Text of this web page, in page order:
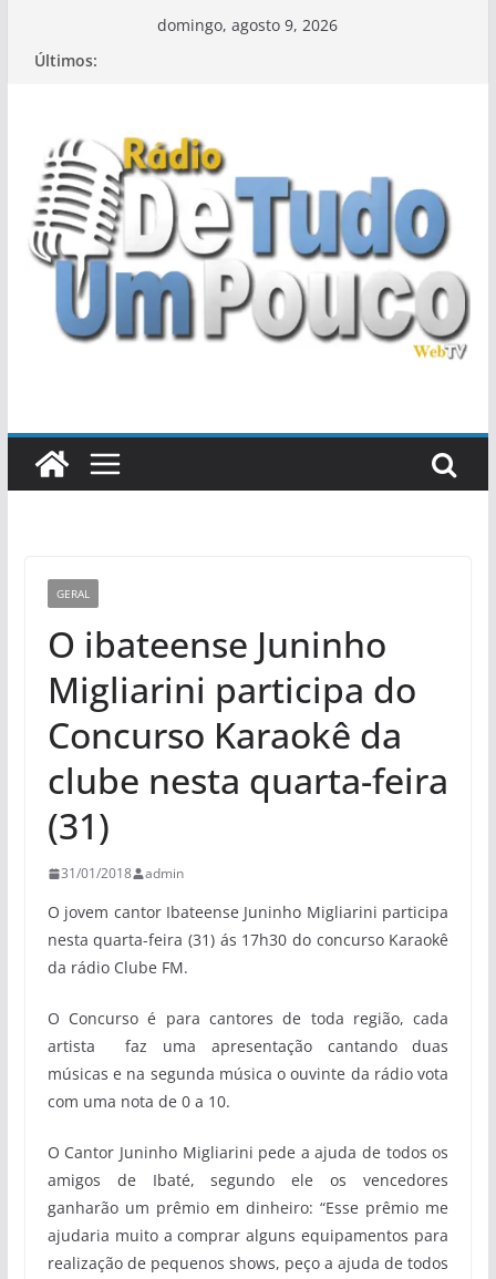
domingo, agosto 9, 2026
Últimos:
GERAL
O ibateense Juninho
Migliarini participa do
Concurso Karaokê da
clube nesta quarta-feira
(31)
31/01/2018 admin
O jovem cantor Ibateense Juninho Migliarini participa
nesta quarta-feira (31) ás 17h30 do concurso Karaokê
da rádio Clube FM.
O Concurso é para cantores de toda região, cada
artista faz uma apresentação cantando duas
músicas e na segunda música o ouvinte da rádio vota
com uma nota de 0 a 10.
O Cantor Juninho Migliarini pede a ajuda de todos os
amigos de Ibaté, segundo ele os vencedores
ganharão um prêmio em dinheiro: “Esse prêmio me
ajudaria muito a comprar alguns equipamentos para
realização de pequenos shows, peço a ajuda de todos